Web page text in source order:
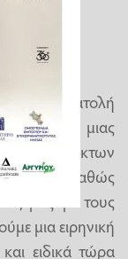
Μέση Ανατολή
κινδύνων μιας
απαράδεκτων
Καθώς
μαζί με τους
μια ειρηνική
ειδικά τώρα